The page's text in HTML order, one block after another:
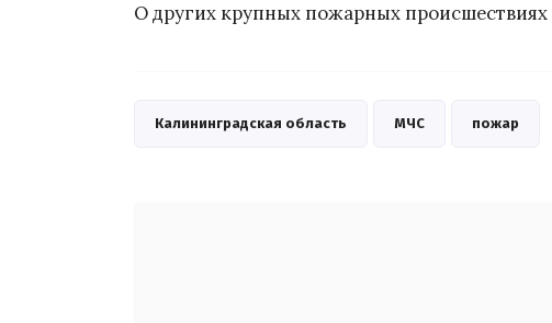
О других крупных пожарных происшествиях
Калининградская область МЧС пожар